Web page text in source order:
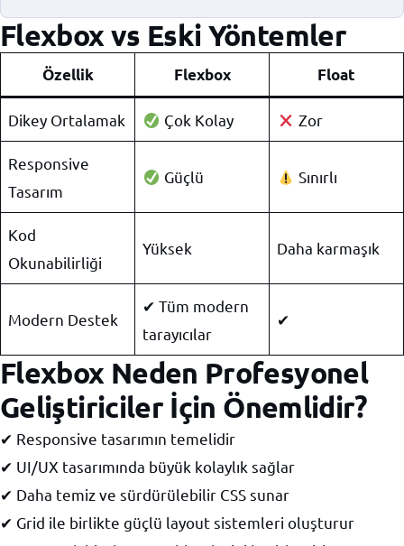
Flexbox vs Eski Yöntemler
Özellik Flexbox Float
Dikey Ortalamak Çok Kolay Zor
Responsive
Tasarım
Güçlü Sınırlı
Kod
Okunabilirliği
Yüksek Daha karmaşık
Modern Destek
✔ Tüm modern
tarayıcılar
✔
Flexbox Neden Profesyonel
Geliştiriciler İçin Önemlidir?
✔ Responsive tasarımın temelidir
✔ UI/UX tasarımında büyük kolaylık sağlar
✔ Daha temiz ve sürdürülebilir CSS sunar
✔ Grid ile birlikte güçlü layout sistemleri oluşturur